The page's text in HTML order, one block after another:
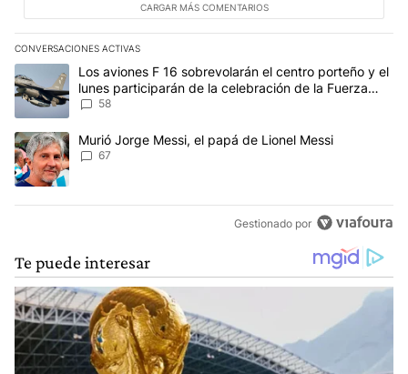
CARGAR MÁS COMENTARIOS
CONVERSACIONES ACTIVAS
Este listado muestra los artículos con más comentarios en los
Un artículo de tendencia con el título "Los aviones F 16
Los aviones F 16 sobrevolarán el centro porteño y el
lunes participarán de la celebración de la Fuerza
Aérea
58
Un artículo de tendencia con el título "Murió Jorge Messi, el
Murió Jorge Messi, el papá de Lionel Messi
67
Gestionado por